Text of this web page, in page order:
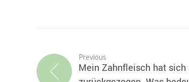
Previous
Mein Zahnfleisch hat